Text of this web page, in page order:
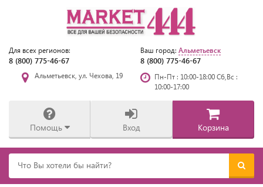
Для всех регионов:
8 (800) 775-46-67
Ваш город: Альметьевск
8 (800) 775-46-67
Альметьевск, ул. Чехова, 19
Пн-Пт : 10:00-18:00 Сб,Вс :
10:00-17:00
Помощь Вход Корзина